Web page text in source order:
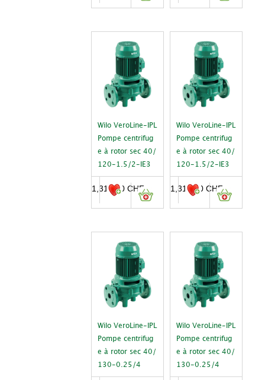
Wilo VeroLine-IPL
Pompe centrifug
e à rotor sec 40/
120-1.5/2-IE3
1,312.00CHF
Wilo VeroLine-IPL
Pompe centrifug
e à rotor sec 40/
120-1.5/2-IE3
1,312.00CHF
Wilo VeroLine-IPL
Pompe centrifug
e à rotor sec 40/
130-0.25/4
Wilo VeroLine-IPL
Pompe centrifug
e à rotor sec 40/
130-0.25/4